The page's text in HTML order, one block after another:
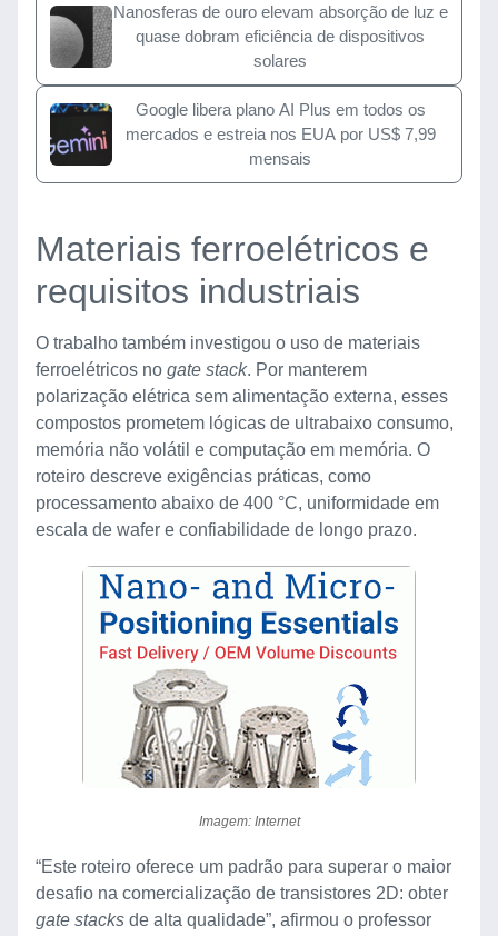
Nanosferas de ouro elevam absorção de luz e
quase dobram eficiência de dispositivos
solares
Google libera plano AI Plus em todos os
mercados e estreia nos EUA por US$ 7,99
mensais
Materiais ferroelétricos e
requisitos industriais
O trabalho também investigou o uso de materiais
ferroelétricos no gate stack. Por manterem
polarização elétrica sem alimentação externa, esses
compostos prometem lógicas de ultrabaixo consumo,
memória não volátil e computação em memória. O
roteiro descreve exigências práticas, como
processamento abaixo de 400 °C, uniformidade em
escala de wafer e confiabilidade de longo prazo.
Imagem: Internet
“Este roteiro oferece um padrão para superar o maior
desafio na comercialização de transistores 2D: obter
gate stacks de alta qualidade”, afirmou o professor